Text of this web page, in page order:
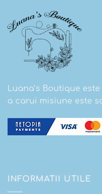
Luana’s Boutique
a carui misiune este
INFORMATII UTILE